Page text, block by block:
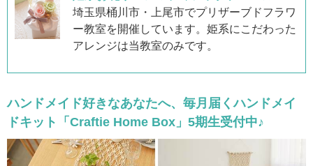
埼玉県桶川市・上尾市でプリザーブドフラワ
ー教室を開催しています。姫系にこだわった
アレンジは当教室のみです。
ハンドメイド好きなあなたへ、毎月届くハンドメイ
ドキット「Craftie Home Box」5期生受付中♪